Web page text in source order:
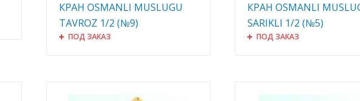
КРАН OSMANLI MUSLUGU
TAVROZ 1/2 (№9)
ПОД ЗАКАЗ
КРАН OSMANLI
SARIKLI 1/2 (№5)
ПОД ЗАКАЗ